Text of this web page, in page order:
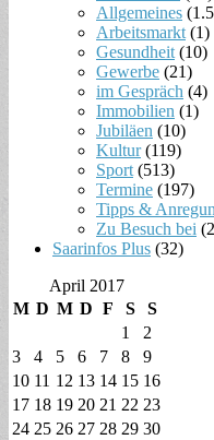
Allgemeines
Arbeitsmarkt (1)
Gesundheit (10)
Gewerbe (21)
im Gespräch (4)
Immobilien (1)
Jubiläen (10)
Kultur(119)
Sport (513)
Termine (197)
Tipps &
Zu Besuch bei
Saarinfos Plus (32)
April 2017
M D M D F S S
1
2
3
4 5 6 7 8
9
10 11 12 13 14 15 16
17 18 19 20 21 22 23
24 25 26 27 28 29 30